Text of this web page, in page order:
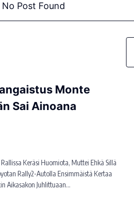
No Post Found
Monte
Sai Ainoana
Keräsi Huomiota, Muttei Ehkä Sillä
Rally2-Autolla Ensimmäistä Kertaa
Aikasakon Juhlittuaan…